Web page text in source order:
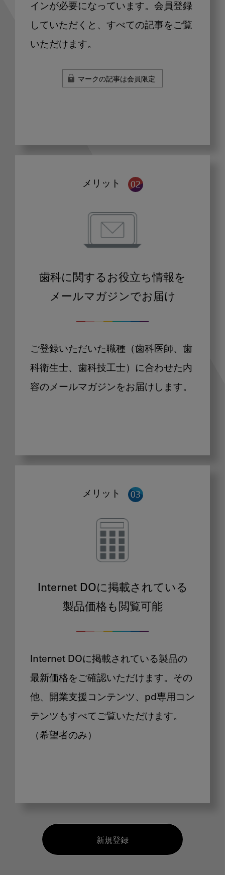
インが必要になっています。会員登録
していただくと、すべての記事をご覧
いただけます。
マークの記事は会員限定
メリット
歯科に関するお役立ち情報を
メールマガジンでお届け
ご登録いただいた職種（歯科医師、歯
科衛生士、歯科技工士）に合わせた内
容のメールマガジンをお届けします。
メリット
Internet DOに掲載されている
製品価格も閲覧可能
Internet DOに掲載されている製品の
最新価格をご確認いただけます。その
他、開業支援コンテンツ、pd専用コン
テンツもすべてご覧いただけます。
（希望者のみ）
新規登録